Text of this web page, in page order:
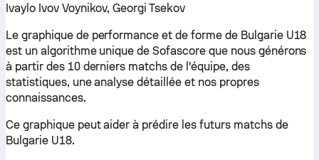
Ivaylo Ivov Voynikov, Georgi Tsekov
Le graphique de performance et de forme de Bulgarie U18
est un algorithme unique de Sofascore que nous générons
à partir des 10 derniers matchs de l'équipe, des
statistiques, une analyse détaillée et nos propres
connaissances.
Ce graphique peut aider à prédire les futurs matchs de
Bulgarie U18.